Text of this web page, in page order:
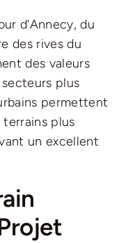
d’Annecy, du
des rives du
des valeurs
secteurs plus
permettent
terrains plus
un excellent